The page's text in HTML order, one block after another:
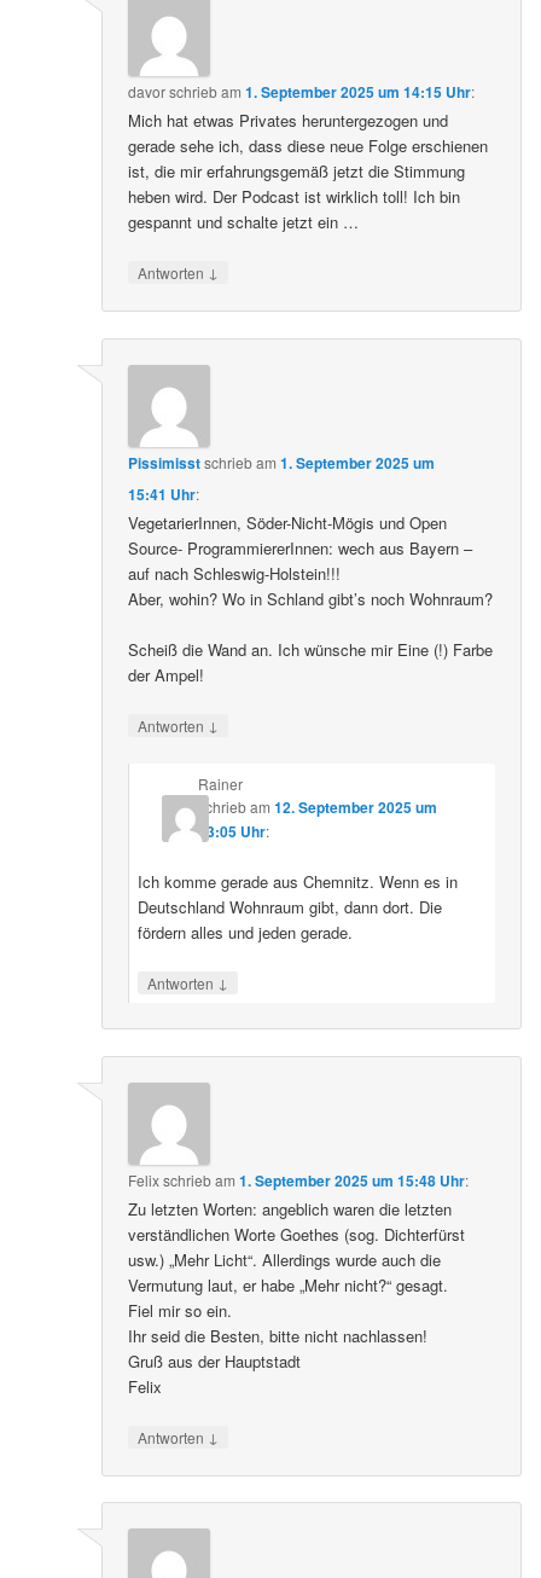
davorschriebam1. September 2025 um 14:15 Uhr:
Mich hat etwas Privates heruntergezogen und
gerade sehe ich, dass diese neue Folge erschienen
ist, die mir erfahrungsgemäß jetzt die Stimmung
heben wird. Der Podcast ist wirklich toll! Ich bin
gespannt und schalte jetzt ein …
Antworten ↓
Pissimisstschriebam1. September 2025 um
15:41 Uhr:
VegetarierInnen, Söder-Nicht-Mögis und Open
Source- ProgrammiererInnen: wech aus Bayern –
auf nach Schleswig-Holstein!!!
Aber, wohin? Wo in Schland gibt’s noch Wohnraum?
Scheiß die Wand an. Ich wünsche mir Eine (!) Farbe
der Ampel!
Antworten ↓
Rainer
schriebam 12. September 2025 um
23:05 Uhr:
Ich komme gerade aus Chemnitz. Wenn es in
Deutschland Wohnraum gibt, dann dort. Die
fördern alles und jeden gerade.
Antworten ↓
Felixschriebam1. September 2025 um 15:48 Uhr:
Zu letzten Worten: angeblich waren die letzten
verständlichen Worte Goethes (sog. Dichterfürst
usw.) „Mehr Licht“. Allerdings wurde auch die
Vermutung laut, er habe „Mehr nicht?“ gesagt.
Fiel mir so ein.
Ihr seid die Besten, bitte nicht nachlassen!
Gruß aus der Hauptstadt
Felix
Antworten ↓